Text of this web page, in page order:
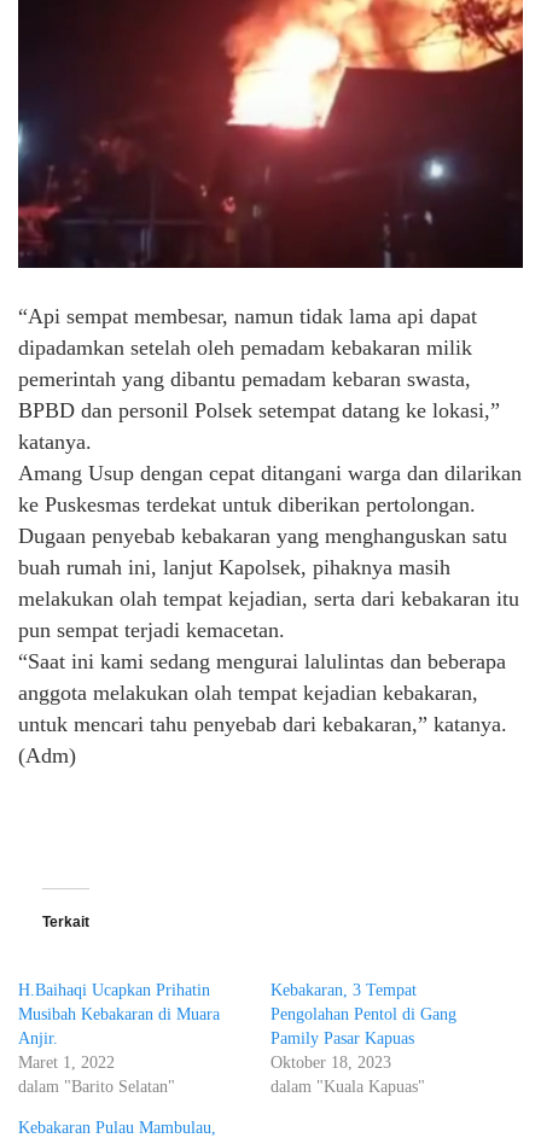
“Api sempat membesar, namun tidak lama api dapat
dipadamkan setelah oleh pemadam kebakaran milik
pemerintah yang dibantu pemadam kebaran swasta,
BPBD dan personil Polsek setempat datang ke lokasi,”
katanya.
Amang Usup dengan cepat ditangani warga dan dilarikan
ke Puskesmas terdekat untuk diberikan pertolongan.
Dugaan penyebab kebakaran yang menghanguskan satu
buah rumah ini, lanjut Kapolsek, pihaknya masih
melakukan olah tempat kejadian, serta dari kebakaran itu
pun sempat terjadi kemacetan.
“Saat ini kami sedang mengurai lalulintas dan beberapa
anggota melakukan olah tempat kejadian kebakaran,
untuk mencari tahu penyebab dari kebakaran,” katanya.
(Adm)
Terkait
H.Baihaqi Ucapkan Prihatin
Musibah Kebakaran di Muara
Anjir.
Maret 1, 2022
dalam "Barito Selatan"
Kebakaran, 3 Tempat
Pengolahan Pentol di Gang
Pamily Pasar Kapuas
Oktober 18, 2023
dalam "Kuala Kapuas"
Kebakaran Pulau Mambulau,